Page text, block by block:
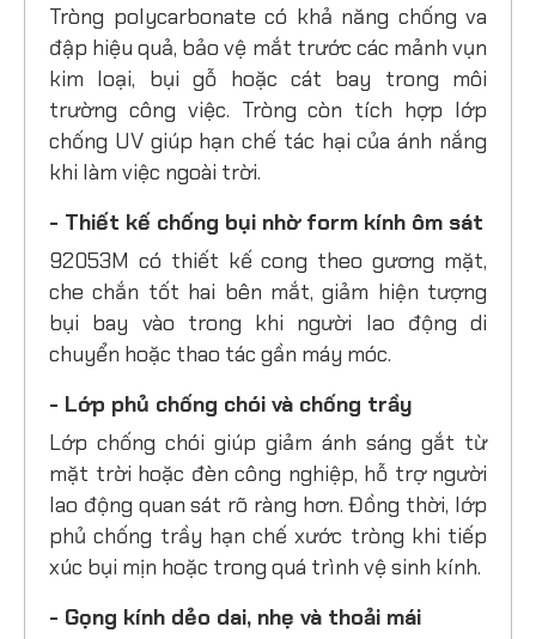
Tròng polycarbonate có khả năng chống va
đập hiệu quả, bảo vệ mắt trước các mảnh vụn
kim loại, bụi gỗ hoặc cát bay trong môi
trường công việc. Tròng còn tích hợp lớp
chống UV giúp hạn chế tác hại của ánh nắng
khi làm việc ngoài trời.
- Thiết kế chống bụi nhờ form kính ôm sát
92053M có thiết kế cong theo gương mặt,
che chắn tốt hai bên mắt, giảm hiện tượng
bụi bay vào trong khi người lao động di
chuyển hoặc thao tác gần máy móc.
- Lớp phủ chống chói và chống trầy
Lớp chống chói giúp giảm ánh sáng gắt từ
mặt trời hoặc đèn công nghiệp, hỗ trợ người
lao động quan sát rõ ràng hơn. Đồng thời, lớp
phủ chống trầy hạn chế xước tròng khi tiếp
xúc bụi mịn hoặc trong quá trình vệ sinh kính.
- Gọng kính dẻo dai, nhẹ và thoải mái